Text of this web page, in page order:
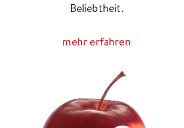
Beliebtheit.
mehr erfahren